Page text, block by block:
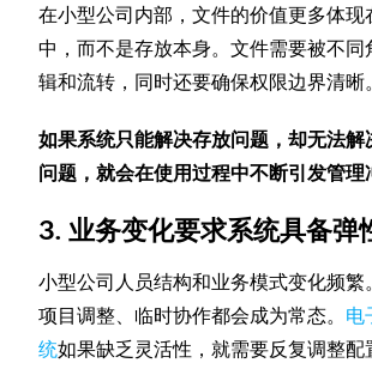
在小型公司内部，文件的价值更多体现
中，而不是存放本身。文件需要被不同
辑和流转，同时还要确保权限边界清晰。
如果系统只能解决存放问题，却无法解
问题，就会在使用过程中不断引发管理
3. 业务变化要求系统具备弹
小型公司人员结构和业务模式变化频繁
项目调整、临时协作都会成为常态。 电
统如果缺乏灵活性，就需要反复调整配